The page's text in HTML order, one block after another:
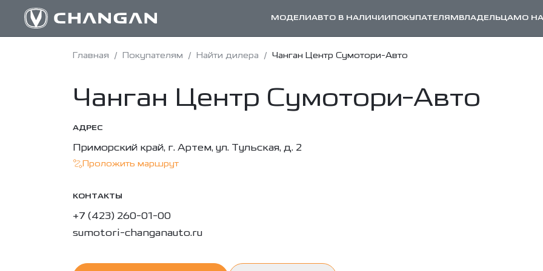
МОДЕЛИАВТО В НАЛИЧИИПОКУПАТЕЛЯМВЛАДЕЛЬЦАМО
Главная / Покупателям / Найти дилера / Чанган Центр Сумотори-Авто
Чанган Центр Сумотори-Авто
АДРЕС
Приморский край, г. Артем, ул. Тульская, д. 2
Проложить маршрут
КОНТАКТЫ
+7 (423) 260-01-00
sumotori-changanauto.ru